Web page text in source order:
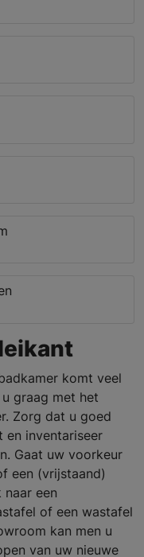
komt veel
graag met het
Zorg dat u goed
inventariseer
Gaat uw voorkeur
een (vrijstaand)
een
of een wastafel
kan men u
van uw nieuwe